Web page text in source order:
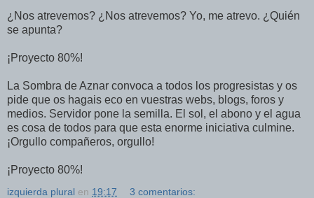
¿Nos atrevemos? ¿Nos atrevemos? Yo, me atrevo. ¿Quién
se apunta?
¡Proyecto 80%!
La Sombra de Aznar convoca a todos los progresistas y os
pide que os hagais eco en vuestras webs, blogs, foros y
medios. Servidor pone la semilla. El sol, el abono y el agua
es cosa de todos para que esta enorme iniciativa culmine.
¡Orgullo compañeros, orgullo!
¡Proyecto 80%!
izquierda plural en 19:17 3 comentarios: